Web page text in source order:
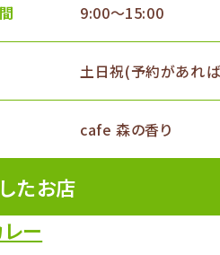
9:00～15:00
土日祝(予約があれ
cafe 森の香り
たお店
ー